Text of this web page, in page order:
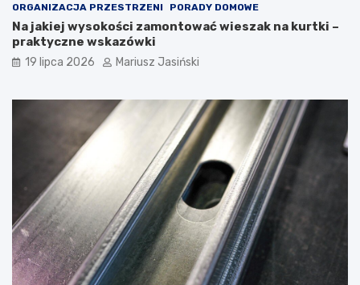
ORGANIZACJA PRZESTRZENI PORADY DOMOWE
Na jakiej wysokości zamontować wieszak na kurtki –
praktyczne wskazówki
19 lipca 2026 Mariusz Jasiński